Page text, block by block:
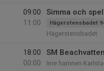
09:00
11:00
Simma och
Hägerstensbadet
Hägerstensbadet
18:00
00:00
SM
Inre hamnen